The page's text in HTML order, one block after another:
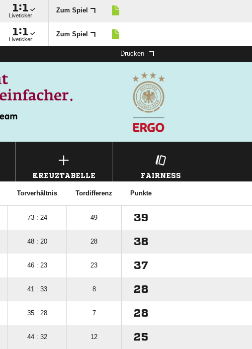
:
Liveticker
Zum Spiel
:
Liveticker
Zum Spiel
Drucken
KREUZTABELLE FAIRNESS
Torverhältnis Tordifferenz Punkte
73 : 24 49 39
48 : 20 28 38
46 : 23 23 37
41 : 33 8 28
35 : 28 7 28
44 : 32 12 25